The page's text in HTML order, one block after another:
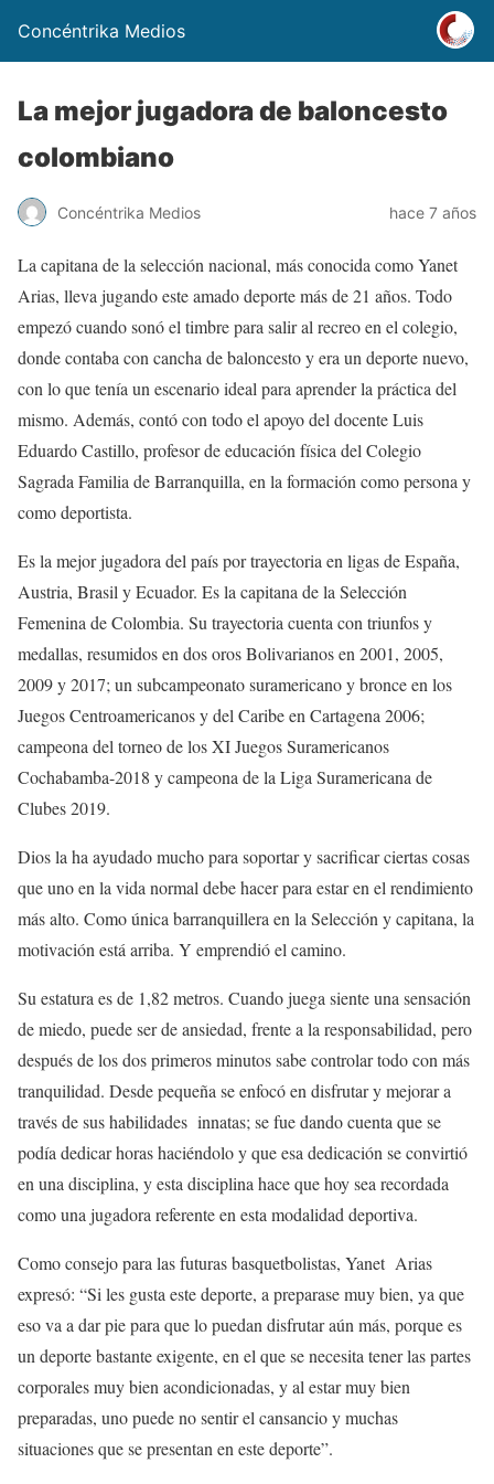
Concéntrika Medios
La mejor jugadora de baloncesto
colombiano
Concéntrika Medios hace 7 años
La capitana de la selección nacional, más conocida como Yanet
Arias, lleva jugando este amado deporte más de 21 años. Todo
empezó cuando sonó el timbre para salir al recreo en el colegio,
donde contaba con cancha de baloncesto y era un deporte nuevo,
con lo que tenía un escenario ideal para aprender la práctica del
mismo. Además, contó con todo el apoyo del docente Luis
Eduardo Castillo, profesor de educación física del Colegio
Sagrada Familia de Barranquilla, en la formación como persona y
como deportista.
Es la mejor jugadora del país por trayectoria en ligas de España,
Austria, Brasil y Ecuador. Es la capitana de la Selección
Femenina de Colombia. Su trayectoria cuenta con triunfos y
medallas, resumidos en dos oros Bolivarianos en 2001, 2005,
2009 y 2017; un subcampeonato suramericano y bronce en los
Juegos Centroamericanos y del Caribe en Cartagena 2006;
campeona del torneo de los XI Juegos Suramericanos
Cochabamba-2018 y campeona de la Liga Suramericana de
Clubes 2019.
Dios la ha ayudado mucho para soportar y sacrificar ciertas cosas
que uno en la vida normal debe hacer para estar en el rendimiento
más alto. Como única barranquillera en la Selección y capitana, la
motivación está arriba. Y emprendió el camino.
Su estatura es de 1,82 metros. Cuando juega siente una sensación
de miedo, puede ser de ansiedad, frente a la responsabilidad, pero
después de los dos primeros minutos sabe controlar todo con más
tranquilidad. Desde pequeña se enfocó en disfrutar y mejorar a
través de sus habilidades innatas; se fue dando cuenta que se
podía dedicar horas haciéndolo y que esa dedicación se convirtió
en una disciplina, y esta disciplina hace que hoy sea recordada
como una jugadora referente en esta modalidad deportiva.
Como consejo para las futuras basquetbolistas, Yanet Arias
expresó: “Si les gusta este deporte, a preparase muy bien, ya que
eso va a dar pie para que lo puedan disfrutar aún más, porque es
un deporte bastante exigente, en el que se necesita tener las partes
corporales muy bien acondicionadas, y al estar muy bien
preparadas, uno puede no sentir el cansancio y muchas
situaciones que se presentan en este deporte”.